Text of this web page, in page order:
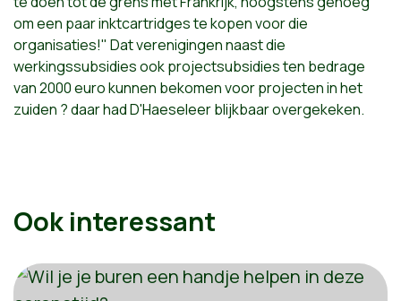
om een paar inktcartridges te kopen voor die
organisaties!" Dat verenigingen naast die
werkingssubsidies ook projectsubsidies ten bedrage
van 2000 euro kunnen bekomen voor projecten in het
zuiden ? daar had D'Haeseleer blijkbaar overgekeken.
Ook interessant